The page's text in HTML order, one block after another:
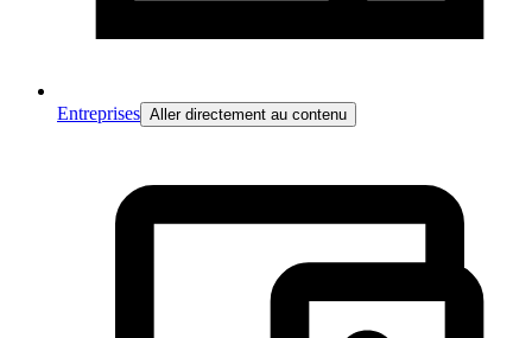
Entreprises Aller directement au contenu